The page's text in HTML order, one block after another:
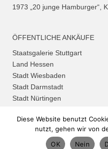
1973 „20 junge Hamburger“,
ÖFFENTLICHE ANKÄUFE
Staatsgalerie Stuttgart
Land Hessen
Stadt Wiesbaden
Stadt Darmstadt
Stadt Nürtingen
© 2026 Annette Domberger
Diese Website benutzt
nutzt, gehen wir von
OK
Nein